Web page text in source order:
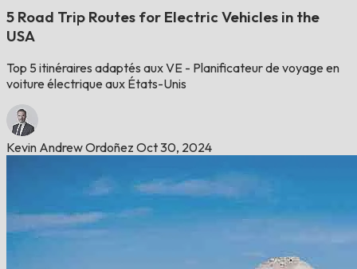
5 Road Trip Routes for Electric Vehicles in the
USA
Top 5 itinéraires adaptés aux VE - Planificateur de voyage en
voiture électrique aux États-Unis
Kevin Andrew Ordoñez Oct 30, 2024